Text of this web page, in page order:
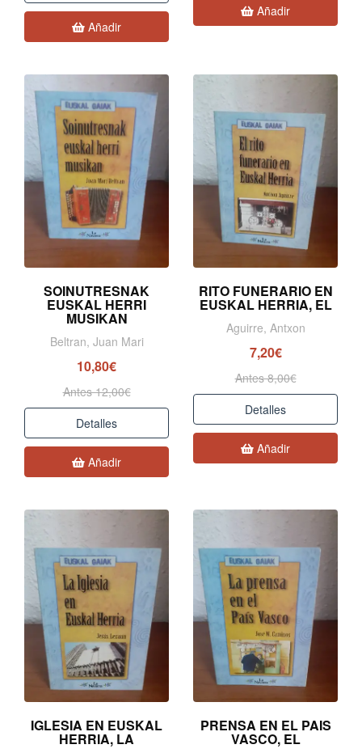
Añadir
Añadir
SOINUTRESNAK
EUSKAL HERRI
MUSIKAN
Beltran, Juan Mari
10,80€
Antes 12,00€
Detalles
Añadir
RITO FUNERARIO EN
EUSKAL HERRIA, EL
Aguirre, Antxon
7,20€
Antes 8,00€
Detalles
Añadir
IGLESIA EN EUSKAL
HERRIA, LA
PRENSA EN EL PAIS
VASCO, EL